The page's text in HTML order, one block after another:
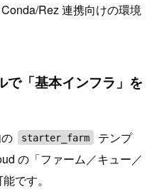
Rez 連携向けの環境
「基本インフラ」を
starter_farm
テンプ
の「ファーム／キュー／
です。